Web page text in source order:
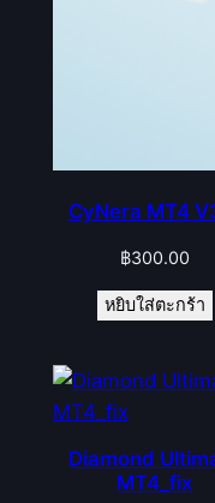
CyNera MT4
฿300.00
หยิบใส่ตะกร้า
Diamond
MT4_fix